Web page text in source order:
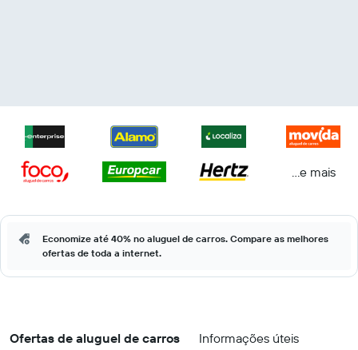
...e mais
Economize até 40% no aluguel de carros. Compare as melhores
ofertas de toda a internet.
Ofertas de aluguel de carros Informações úteis